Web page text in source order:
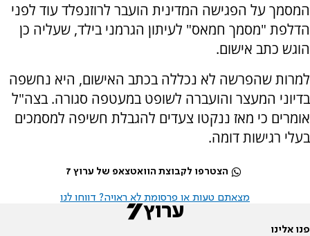
המסמך על הפגישה המדינית הועבר לרוזנפלד עוד לפני
הדלפת "מסמך חמאס" לעיתון הגרמני בילד, שעליה כן
הוגש כתב אישום.
למרות שהפרשה לא נכללה בכתב האישום, היא נחשפה
בדיוני המעצר והועברה לשופט במעטפה סגורה. בצה"ל
אומרים כי מאז ננקטו צעדים להגבלת חשיפה למסמכים
בעלי רגישות דומה.
הצטרפו לקבוצת הוואטצאפ של ערוץ 7
מצאתם טעות או פרסומת לא ראויה? דווחו לנו
פנו אלינו